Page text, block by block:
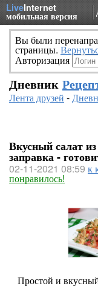
LiveInternet
мобильная версия
Вы были
страницы.
Авторизация
Дневник
Лента друзей -
Вкусный салат
заправка -
02-11-2021 08:59 к
понравилось!
Простой и